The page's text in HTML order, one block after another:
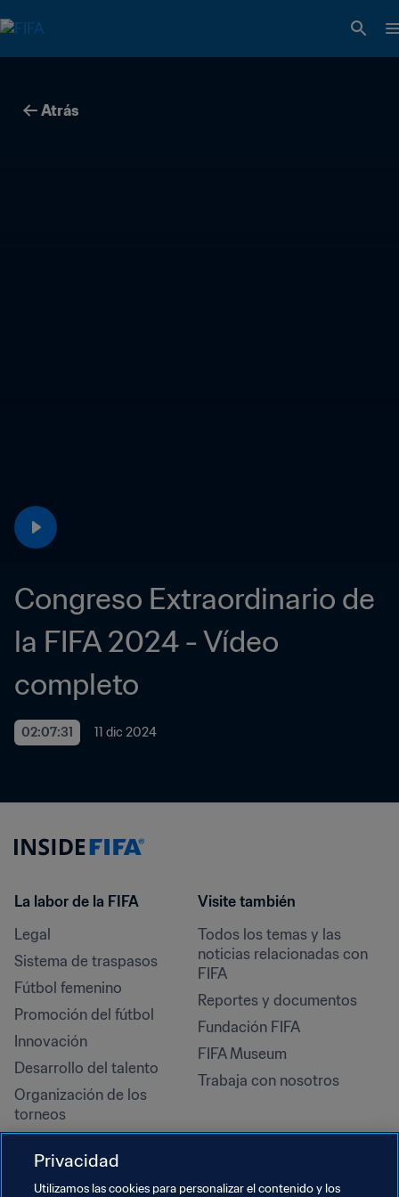
Atrás
Congreso Extraordinario de
la FIFA 2024 - Vídeo
completo
02:07:31 11 dic 2024
La labor de la FIFA
Legal
Sistema de traspasos
Fútbol femenino
Promoción del fútbol
Innovación
Desarrollo del talento
Organización de los
torneos
Derechos humanos y lucha
contra la discriminación
Visite también
Todos los temas y las
noticias relacionadas con
FIFA
Reportes y documentos
Fundación FIFA
FIFA Museum
Trabaja con nosotros
Privacidad
Utilizamos las cookies para personalizar el contenido y los